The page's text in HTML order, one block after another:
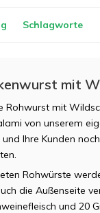
Schlagworte
mit
Rohwurst mit
von unserem
Ihre Kunden
Rohwürste
die Außenseite
und 20